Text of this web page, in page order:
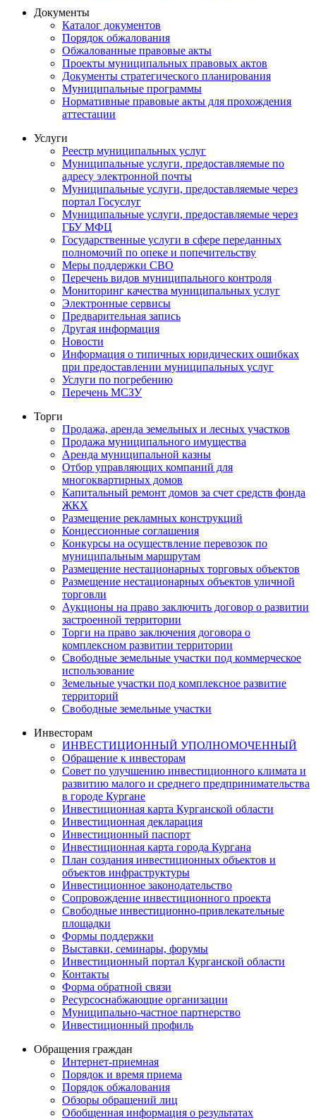
Документы
Каталог документов
Порядок обжалования
Обжалованные правовые акты
Проекты муниципальных правовых актов
Документы стратегического планирования
Муниципальные программы
Нормативные правовые акты для прохождения
аттестации
Услуги
Реестр муниципальных услуг
Муниципальные услуги, предоставляемые по
адресу электронной почты
Муниципальные услуги, предоставляемые через
портал Госуслуг
Муниципальные услуги, предоставляемые через
ГБУ МФЦ
Государственные услуги в сфере переданных
полномочий по опеке и попечительству
Меры поддержки СВО
Перечень видов муниципального контроля
Мониторинг качества муниципальных услуг
Электронные сервисы
Предварительная запись
Другая информация
Новости
Информация о типичных юридических ошибках
при предоставлении муниципальных услуг
Услуги по погребению
Перечень МСЗУ
Торги
Продажа, аренда земельных и лесных участков
Продажа муниципального имущества
Аренда муниципальной казны
Отбор управляющих компаний для
многоквартирных домов
Капитальный ремонт домов за счет средств фонда
ЖКХ
Размещение рекламных конструкций
Концессионные соглашения
Конкурсы на осуществление перевозок по
муниципальным маршрутам
Размещение нестационарных торговых объектов
Размещение нестационарных объектов уличной
торговли
Аукционы на право заключить договор о развитии
застроенной территории
Торги на право заключения договора о
комплексном развитии территории
Свободные земельные участки под коммерческое
использование
Земельные участки под комплексное развитие
территорий
Свободные земельные участки
Инвесторам
ИНВЕСТИЦИОННЫЙ УПОЛНОМОЧЕННЫЙ
Обращение к инвесторам
Совет по улучшению инвестиционного климата и
развитию малого и среднего предпринимательства
в городе Кургане
Инвестиционная карта Курганской области
Инвестиционная декларация
Инвестиционный паспорт
Инвестиционная карта города Кургана
План создания инвестиционных объектов и
объектов инфраструктуры
Инвестиционное законодательство
Сопровождение инвестиционного проекта
Свободные инвестиционно-привлекательные
площадки
Формы поддержки
Выставки, семинары, форумы
Инвестиционный портал Курганской области
Контакты
Форма обратной связи
Ресурсоснабжающие организации
Муниципально-частное партнерство
Инвестиционный профиль
Обращения граждан
Интернет-приемная
Порядок и время приема
Порядок обжалования
Обзоры обращений лиц
Обобщенная информация о результатах